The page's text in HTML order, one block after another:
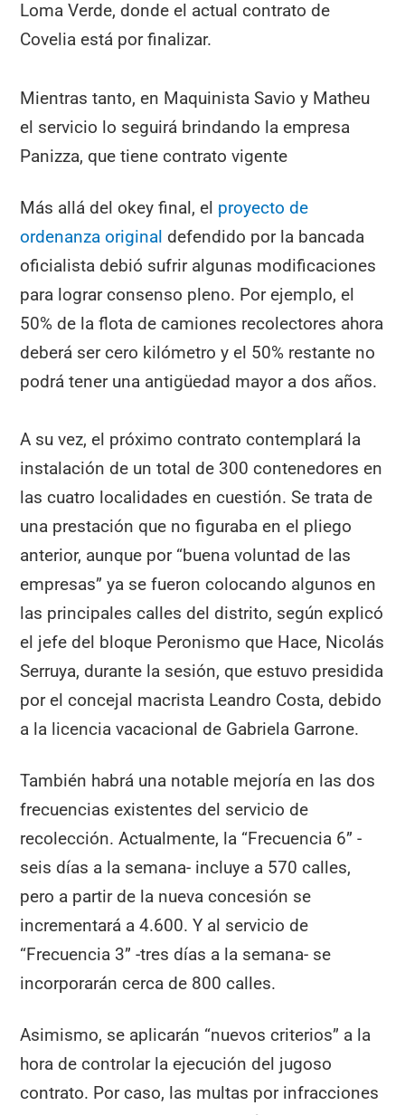
Loma Verde, donde el actual contrato de
Covelia está por finalizar.
Mientras tanto, en Maquinista Savio y Matheu
el servicio lo seguirá brindando la empresa
Panizza, que tiene contrato vigente
Más allá del okey final, el proyecto de
ordenanza original defendido por la bancada
oficialista debió sufrir algunas modificaciones
para lograr consenso pleno. Por ejemplo, el
50% de la flota de camiones recolectores ahora
deberá ser cero kilómetro y el 50% restante no
podrá tener una antigüedad mayor a dos años.
A su vez, el próximo contrato contemplará la
instalación de un total de 300 contenedores en
las cuatro localidades en cuestión. Se trata de
una prestación que no figuraba en el pliego
anterior, aunque por “buena voluntad de las
empresas” ya se fueron colocando algunos en
las principales calles del distrito, según explicó
el jefe del bloque Peronismo que Hace, Nicolás
Serruya, durante la sesión, que estuvo presidida
por el concejal macrista Leandro Costa, debido
a la licencia vacacional de Gabriela Garrone.
También habrá una notable mejoría en las dos
frecuencias existentes del servicio de
recolección. Actualmente, la “Frecuencia 6” -
seis días a la semana- incluye a 570 calles,
pero a partir de la nueva concesión se
incrementará a 4.600. Y al servicio de
“Frecuencia 3” -tres días a la semana- se
incorporarán cerca de 800 calles.
Asimismo, se aplicarán “nuevos criterios” a la
hora de controlar la ejecución del jugoso
contrato. Por caso, las multas por infracciones